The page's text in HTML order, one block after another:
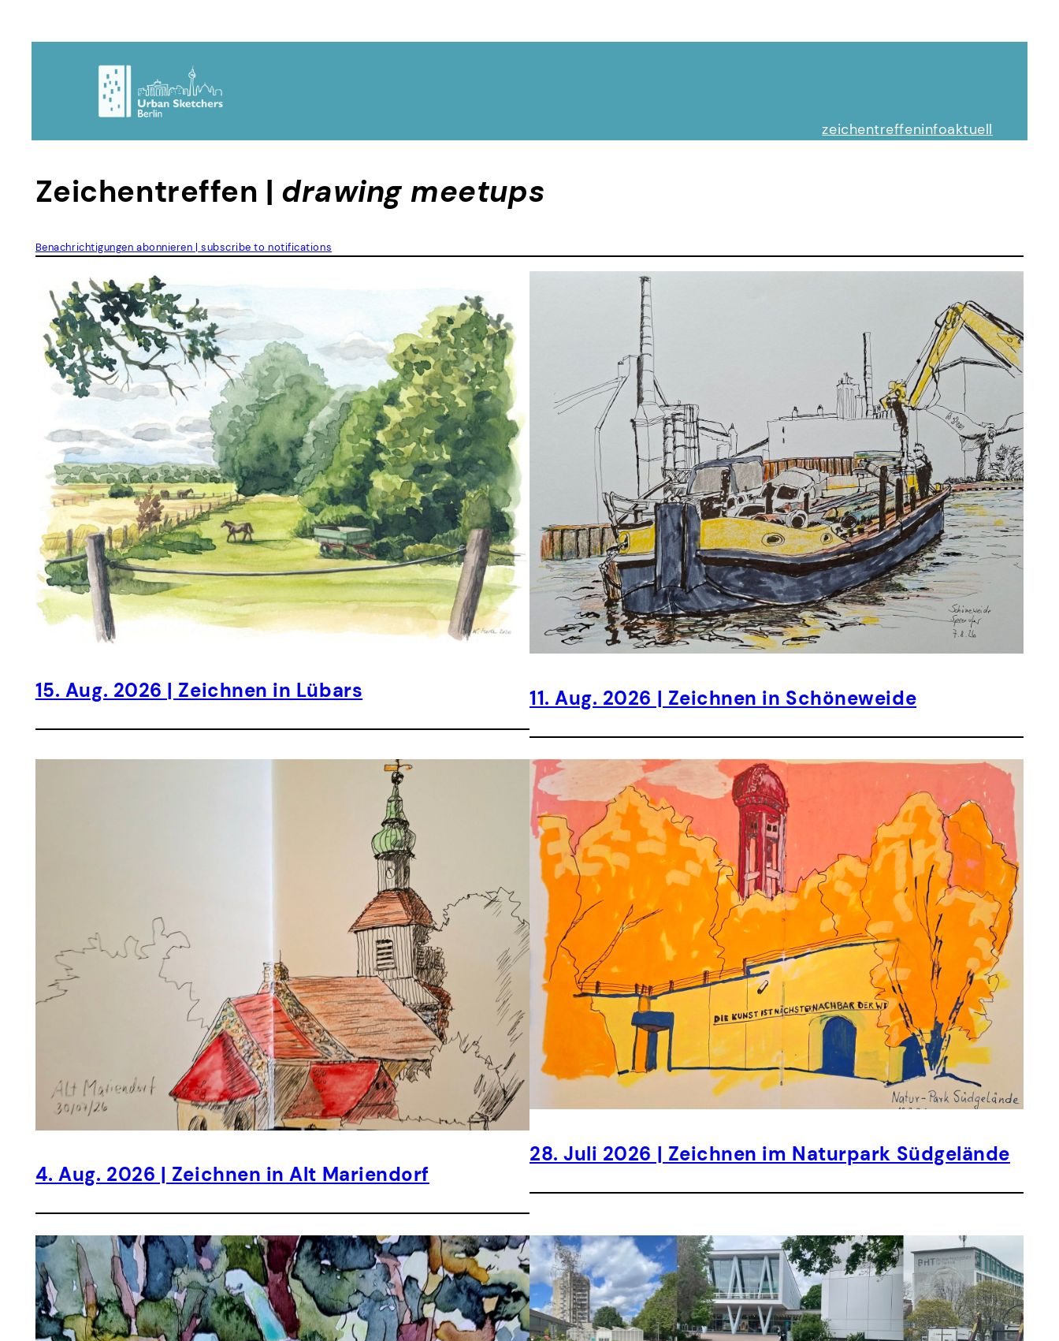
zeichentreffeninfoaktuell
Zeichentreffen | drawing meetups
Benachrichtigungen abonnieren | subscribe to notifications
15. Aug. 2026 | Zeichnen in Lübars 11. Aug. 2026 | Zeichnen in Schöneweide
4. Aug. 2026 | Zeichnen in Alt Mariendorf
28. Juli 2026 | Zeichnen im Naturpark Südgelände